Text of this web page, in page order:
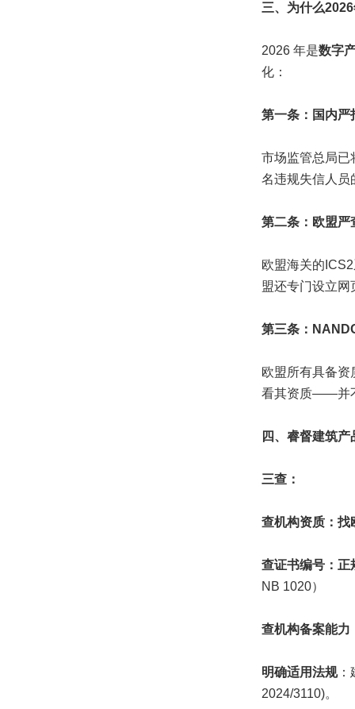
三、为什么
2026 年是数字
化：
第一条：国内严
市场监管总局已
名违规失信人员
第二条：欧盟严
欧盟海关的
盟还专门设立网
第三条：
欧盟所有具备
看其资质——并
四、睿督建筑
三查：
查机构资质：找
查证书编号：正
NB 1020）
查机构备案能力
明确适用法规：
2024/3110)。